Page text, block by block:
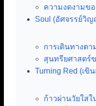
ความงดงามข
Soul (อัศจรรย์วิ
การเดินทางต
สุนทรียศาสตร์
Turning Red (เขิ
ก้าวผ่านวัยใส